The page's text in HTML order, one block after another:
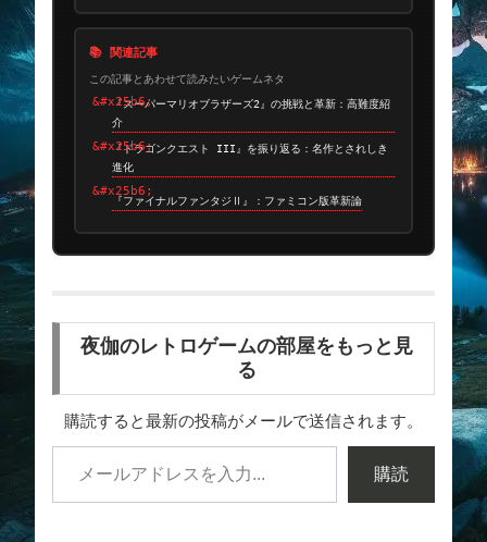
📚 関連記事
この記事とあわせて読みたいゲームネタ
『スーパーマリオブラザーズ2』の挑戦と革新：高難度紹
介
『ドラゴンクエスト III』を振り返る：名作とされしき
進化
『ファイナルファンタジⅡ』：ファミコン版革新論
夜伽のレトロゲームの部屋をもっと見
る
購読すると最新の投稿がメールで送信されます。
購読